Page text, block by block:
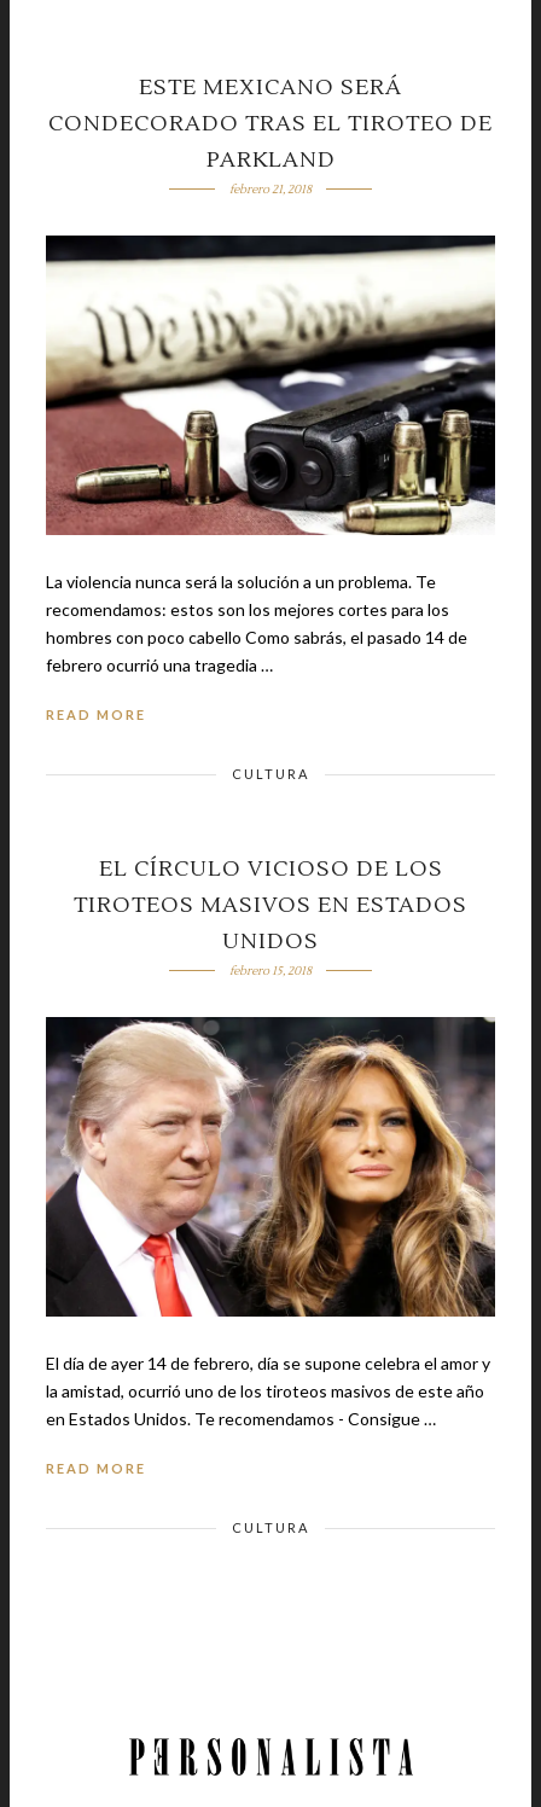
ESTE MEXICANO SERÁ
CONDECORADO TRAS EL TIROTEO DE
PARKLAND
febrero 21, 2018
La violencia nunca será la solución a un problema. Te
recomendamos: estos son los mejores cortes para los
hombres con poco cabello Como sabrás, el pasado 14 de
febrero ocurrió una tragedia …
READ MORE
CULTURA
EL CÍRCULO VICIOSO DE LOS
TIROTEOS MASIVOS EN ESTADOS
UNIDOS
febrero 15, 2018
El día de ayer 14 de febrero, día se supone celebra el amor y
la amistad, ocurrió uno de los tiroteos masivos de este año
en Estados Unidos. Te recomendamos - Consigue …
READ MORE
CULTURA